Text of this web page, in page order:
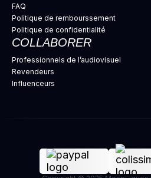
FAQ
Politique de rembourssement
Politique de confidentialité
COLLABORER
Professionnels de l’audiovisuel
Revendeurs
Influenceurs